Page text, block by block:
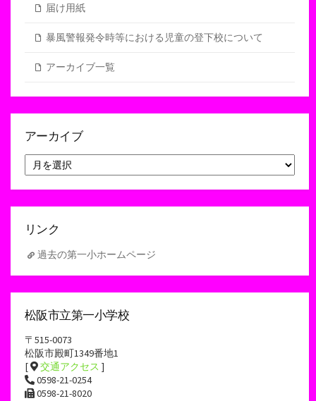
届け用紙
暴風警報発令時等における児童の登下校について
アーカイブ一覧
アーカイブ
ー
カ
リンク
過去の第一小ホームページ
松阪市立第一小学校
〒515-0073
松阪市殿町1349番地1
[
交通アクセス ]
0598-21-0254
0598-21-8020